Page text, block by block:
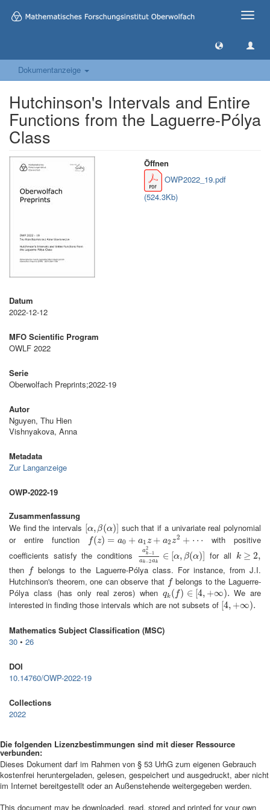
Toggle
Dokumentanzeige
Hutchinson's Intervals and Entire
Functions from the Laguerre-Pólya
Class
Öffnen
OWP2022_19.pdf
(524.3Kb)
Datum
2022-12-12
MFO Scientific Program
OWLF 2022
Serie
Oberwolfach Preprints;2022-19
Autor
Nguyen, Thu Hien
Vishnyakova, Anna
Metadata
Zur Langanzeige
OWP-2022-19
Zusammenfassung
We find the intervals [α, β(α)]
[α,β(α)]
such that if a univariate real polynomial
or entire function
f(z) = a0 + a1z + a2z2 + ⋯
f(z)= a0+a1 z+a2z2+⋯
with positive
coefficients satisfy the conditions
a2
k−1
ak−2ak
∈ [α, β(α)]
ak−12a k− 2ak∈[α,β α)]
for all k ≥ 2,
k≥2,
then
f
f
belongs to the Laguerre-Pólya class. For instance, from J.I.
Hutchinson's theorem, one can observe that f
f belongs to the Laguerre-
Pólya class (has only real zeros) whenqk ( f) ∈ 4, +∞).
qk(f )∈ [4, +∞) .
We are
interested in finding those intervals which are not subsets of [4, +∞).
4,+∞).
Mathematics Subject Classification (MSC)
30 • 26
DOI
10.14760/OWP-2022-19
Collections
2022
Die folgenden Lizenzbestimmungen sind mit dieser Ressource
verbunden:
Dieses Dokument darf im Rahmen von § 53 UrhG zum eigenen Gebrauch
kostenfrei heruntergeladen, gelesen, gespeichert und ausgedruckt, aber nicht
im Internet bereitgestellt oder an Außenstehende weitergegeben werden.
This document may be downloaded, read, stored and printed for your own